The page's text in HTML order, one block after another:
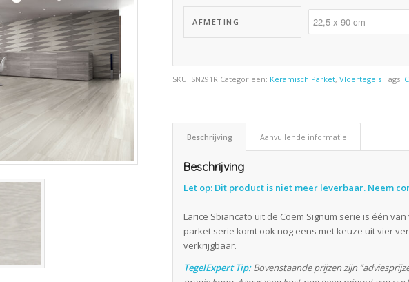
AFMETING
SKU: SN291R Categorieën: Keramisch Parket,Vloertegels Tags:
Beschrijving Aanvullende informatie
Beschrijving
Let op: Dit product is niet meer leverbaar. Neem
Larice Sbiancato uit de Coem Signum serie is één
parket serie komt ook nog eens met keuze uit vier
verkrijgbaar.
TegelExpert Tip:Bovenstaande prijzen zijn